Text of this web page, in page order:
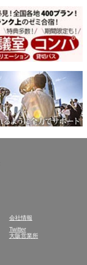
会社情報
Twitter
大阪営業所